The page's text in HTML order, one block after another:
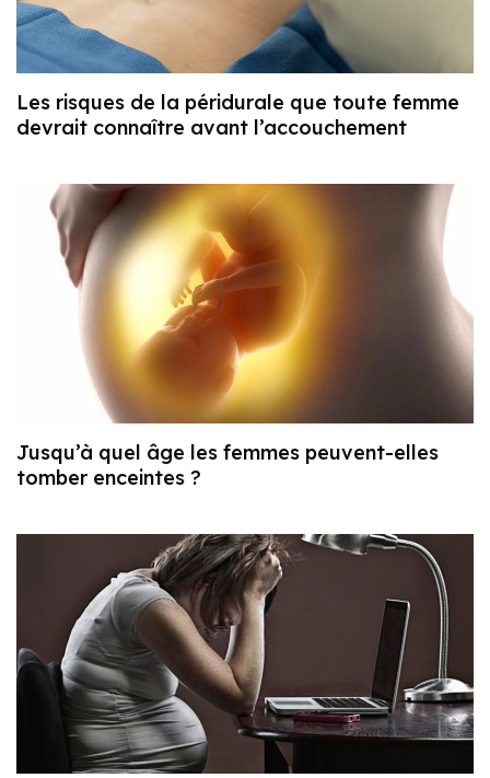
Les risques de la péridurale que toute femme
devrait connaître avant l’accouchement
Jusqu’à quel âge les femmes peuvent-elles
tomber enceintes ?